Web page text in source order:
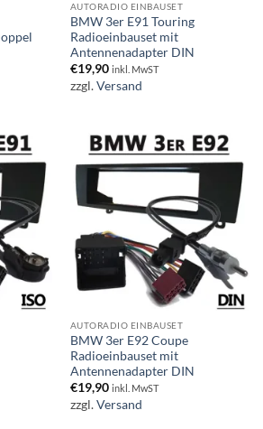
AUTORADIO EINBAUSET
BMW 3er E91 Touring
Radioeinbauset mit
Antennenadapter DIN
€19,90 inkl. MwST
zzgl.Versand
AUTORADIO EINBAUSET
BMW 3er E92 Coupe
Radioeinbauset mit
Antennenadapter DIN
€19,90 inkl. MwST
zzgl.Versand